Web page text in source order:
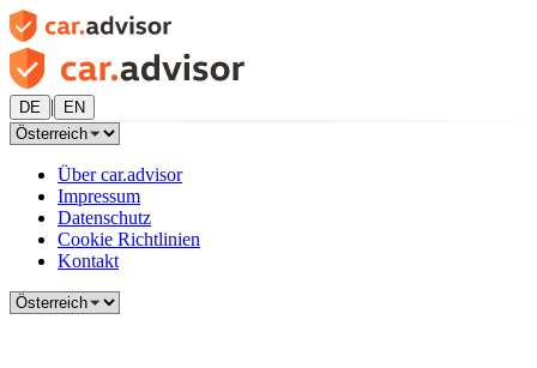
DE | EN
Über car.advisor
Impressum
Datenschutz
Cookie Richtlinien
Kontakt